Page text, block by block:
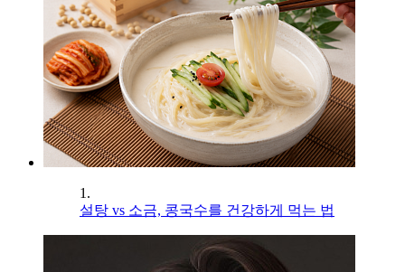
1.
설탕 vs 소금, 콩국수를 건강하게 먹는 법